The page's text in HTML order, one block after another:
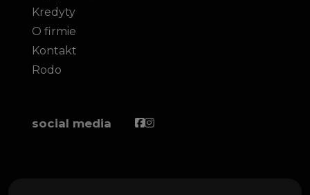
Kredyty
O firmie
Kontakt
Rodo
social media Facebook
Facebook